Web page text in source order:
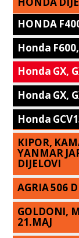
HONDA
Honda
Honda GX,
Honda GX,
Honda
KIPOR,
YANMAR
DIJELOVI
AGRIA 506
GOLDONI,
21.MAJ